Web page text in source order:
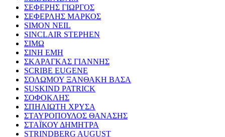
ΣΕΦΕΡΗΣ ΓΙΩΡΓΟΣ
ΣΕΦΕΡΛΗΣ ΜΑΡΚΟΣ
SIMON NEIL
SINCLAIR STEPHEN
ΣΙΜΩ
ΣΙΝΗ ΕΜΗ
ΣΚΑΡΑΓΚΑΣ ΓΙΑΝΝΗΣ
SCRIBE EUGENE
ΣΟΛΩΜΟΥ ΞΑΝΘΑΚΗ ΒΑΣΑ
SUSKIND PATRICK
ΣΟΦΟΚΛΗΣ
ΣΠΗΛΙΩΤΗ ΧΡΥΣΑ
ΣΤΑΥΡΟΠΟΥΛΟΣ ΘΑΝΑΣΗΣ
ΣΤΑΪΚΟΥ ΔΗΜΗΤΡΑ
STRINDBERG AUGUST